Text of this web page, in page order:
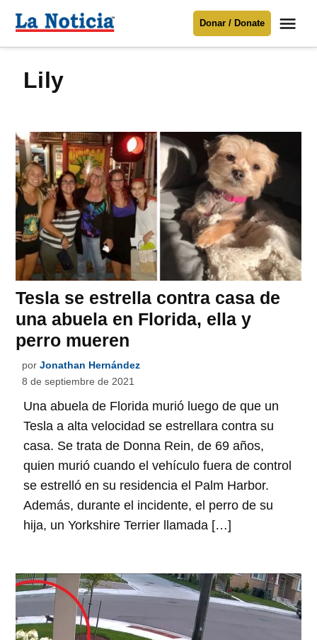
Para mantenerte informado necesitamos
contenido
Noticia
Donar / Donate
lily
Tesla se estrella contra casa de
una abuela en Florida, ella y
perro mueren
por Jonathan Hernández
8 de septiembre de 2021
Una abuela de Florida murió luego de que un
Tesla a alta velocidad se estrellara contra su
casa. Se trata de Donna Rein, de 69 años,
quien murió cuando el vehículo fuera de control
se estrelló en su residencia el Palm Harbor.
Además, durante el incidente, el perro de su
hija, un Yorkshire Terrier llamada […]